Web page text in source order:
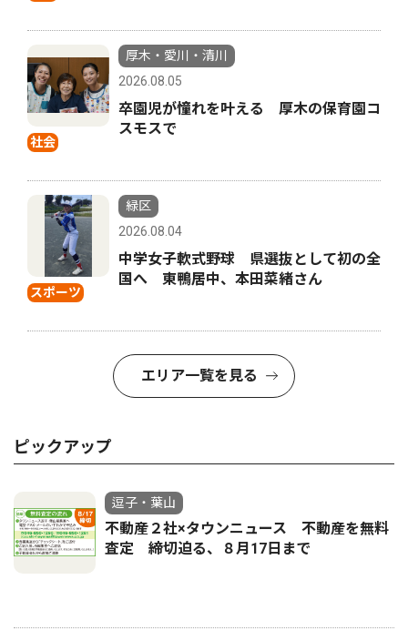
社会
厚木・愛川・清川
2026.08.05
卒園児が憧れを叶える 厚木の保育園コ
スモスで
スポーツ
緑区
2026.08.04
中学女子軟式野球 県選抜として初の全
国へ 東鴨居中、本田菜緒さん
エリア一覧を見る
ピックアップ
逗子・葉山
不動産２社×タウンニュース 不動産を無料
査定 締切迫る、８月17日まで